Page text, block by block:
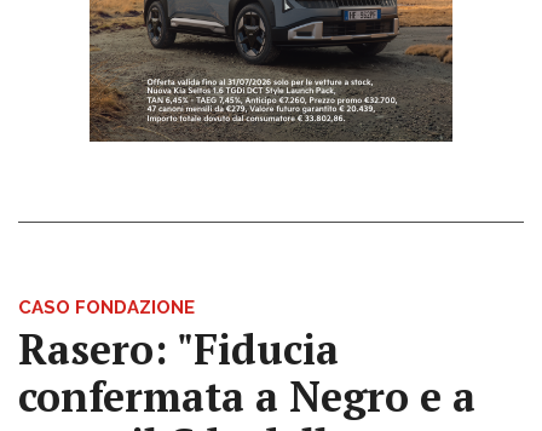
CASO FONDAZIONE
Rasero: "Fiducia
confermata a Negro e a